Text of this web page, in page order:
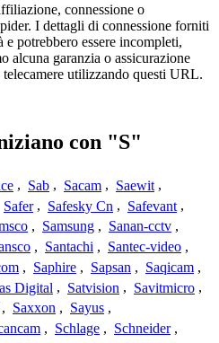
connessione o
I dettagli di connessione forniti
potrebbero essere incompleti,
alcuna garanzia o assicurazione
utilizzando questi URL.
con "S"
, Sab , Sacam , Saewit ,
Safer , Safesky Cn , Safevant ,
, Samsung , Sanan-cctv ,
, Santachi , Santec-video ,
, Saphire , Sapsan , Saqicam ,
Digital , Satvision , Savitmicro ,
, Saxxon , Sayus ,
, Schlage , Schneider ,